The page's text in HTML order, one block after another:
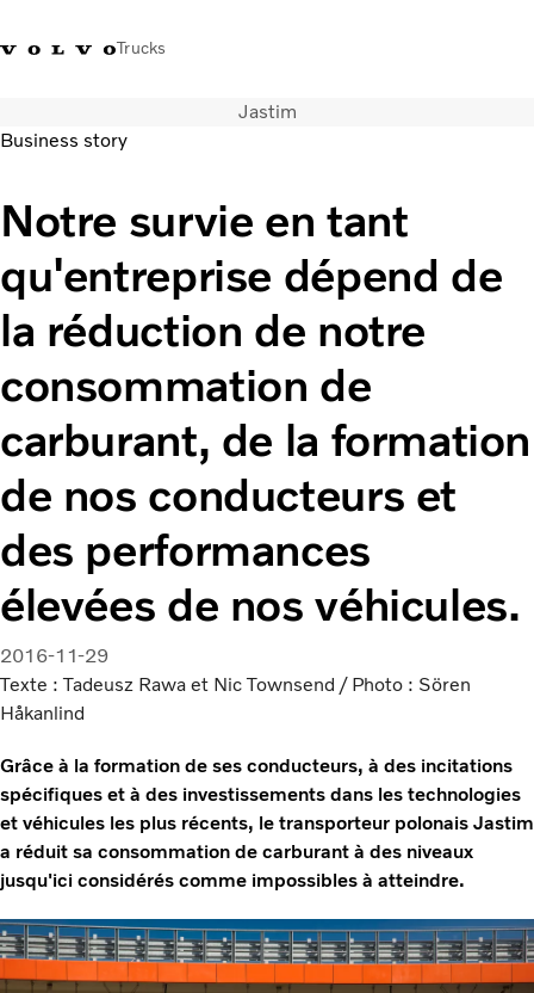
Trucks
Volvo Merchandise Shop
Véhicules
Electrique
Configurateur
Services
Carrières
Localisation du réseau
News
Contact
Jastim
Business story
Notre survie en tant
qu'entreprise dépend de
la réduction de notre
consommation de
carburant, de la formation
de nos conducteurs et
des performances
élevées de nos véhicules.
2016-11-29
Texte : Tadeusz Rawa et Nic Townsend / Photo : Sören
Håkanlind
Grâce à la formation de ses conducteurs, à des incitations
spécifiques et à des investissements dans les technologies
et véhicules les plus récents, le transporteur polonais Jastim
a réduit sa consommation de carburant à des niveaux
jusqu'ici considérés comme impossibles à atteindre.